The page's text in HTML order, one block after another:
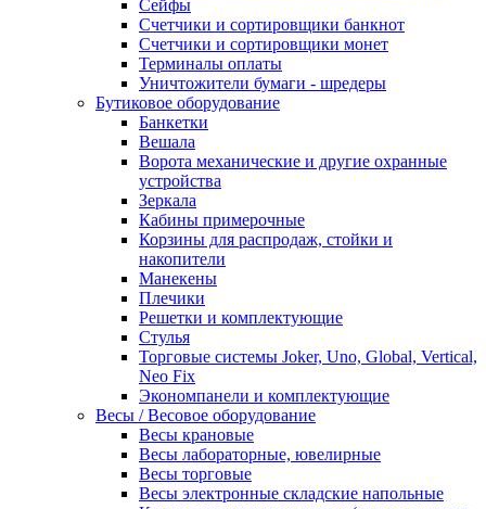
Сейфы
Счетчики и сортировщики банкнот
Счетчики и сортировщики монет
Терминалы оплаты
Уничтожители бумаги - шредеры
Бутиковое оборудование
Банкетки
Вешала
Ворота механические и другие охранные
устройства
Зеркала
Кабины примерочные
Корзины для распродаж, стойки и
накопители
Манекены
Плечики
Решетки и комплектующие
Стулья
Торговые системы Joker, Uno, Global, Vertical,
Neo Fix
Экономпанели и комплектующие
Весы / Весовое оборудование
Весы крановые
Весы лабораторные, ювелирные
Весы торговые
Весы электронные складские напольные